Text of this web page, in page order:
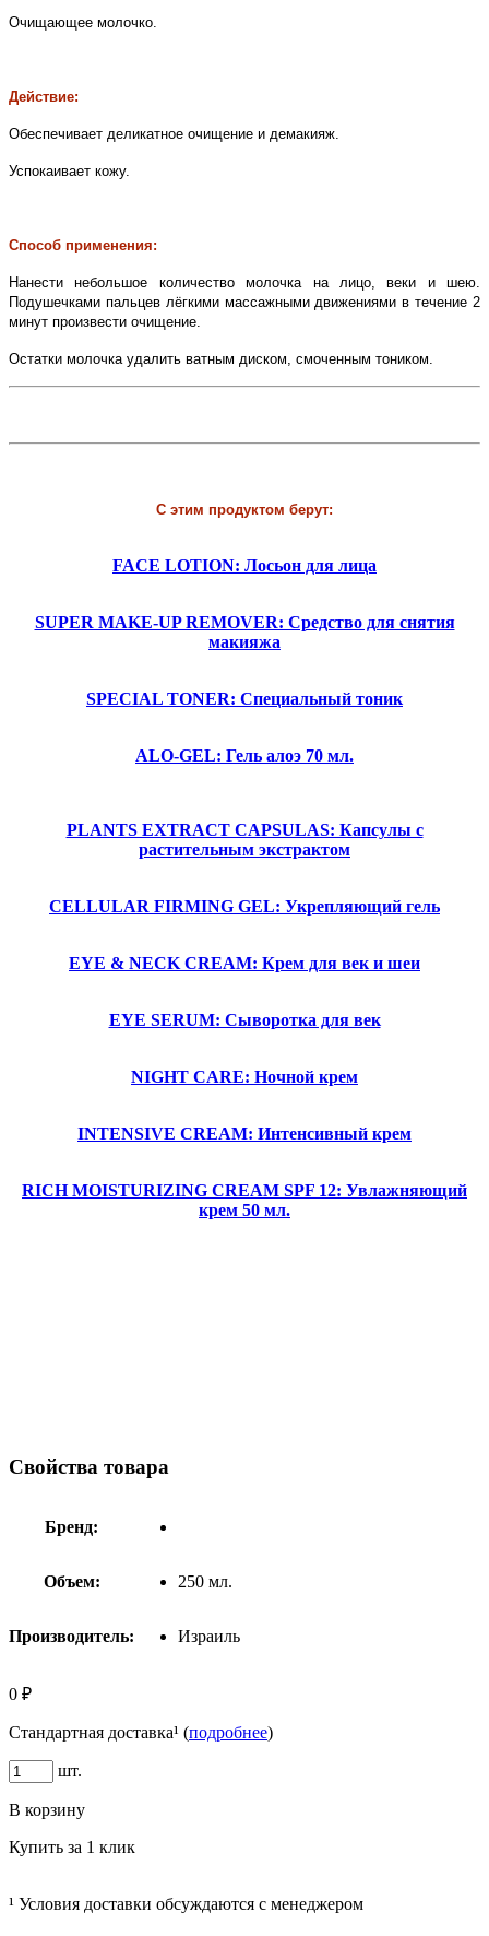
Очищающее молочко.
Действие:
Обеспечивает деликатное очищение и демакияж.
Успокаивает кожу.
Способ применения:
Нанести небольшое количество молочка на лицо, веки и шею.
Подушечками пальцев лёгкими массажными движениями в течение 2
минут произвести очищение.
Остатки молочка удалить ватным диском, смоченным тоником.
С этим продуктом берут:
FACE LOTION: Лосьон для лица
SUPER MAKE-UP REMOVER: Средство для снятия
макияжа
SPECIAL TONER: Специальный тоник
ALO-GEL: Гель алоэ 70 мл.
PLANTS EXTRACT CAPSULAS: Капсулы с
растительным экстрактом
CELLULAR FIRMING GEL: Укрепляющий гель
EYE & NECK CREAM: Крем для век и шеи
EYE SERUM: Сыворотка для век
NIGHT CARE: Ночной крем
INTENSIVE CREAM: Интенсивный крем
RICH MOISTURIZING CREAM SPF 12: Увлажняющий
крем 50 мл.
Свойства товара
Бренд:
Объем: 250 мл.
Производитель: Израиль
0 ₽
Стандартная доставка¹ (подробнее)
шт.
В корзину
Купить за 1 клик
¹ Условия доставки обсуждаются с менеджером